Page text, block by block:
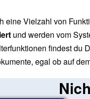
eine Vielzahl von
und werden vom
findest du
egal ob auf